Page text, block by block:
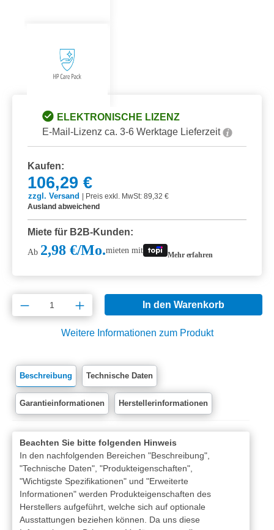
ELEKTRONISCHE LIZENZ
E-Mail-Lizenz ca. 3-6 Werktage Lieferzeit
Kaufen:
106,29 €
zzgl. Versand
Preis exkl. MwSt: 89,32 €
Ausland abweichend
Miete für B2B-Kunden:
Ab 2,98 €/Mo.mieten mit Mehr erfahren
Produkt Anzahl: Gib den gewünschten
In den Warenkorb
Weitere Informationen zum Produkt
Beschreibung Technische Daten
Garantieinformationen Herstellerinformationen
Beachten Sie bitte folgenden Hinweis
In den nachfolgenden Bereichen "Beschreibung",
"Technische Daten", "Produkteigenschaften",
"Wichtigste Spezifikationen" und "Erweiterte
Informationen" werden Produkteigenschaften des
Herstellers aufgeführt, welche sich auf optionale
Ausstattungen beziehen können. Da uns diese